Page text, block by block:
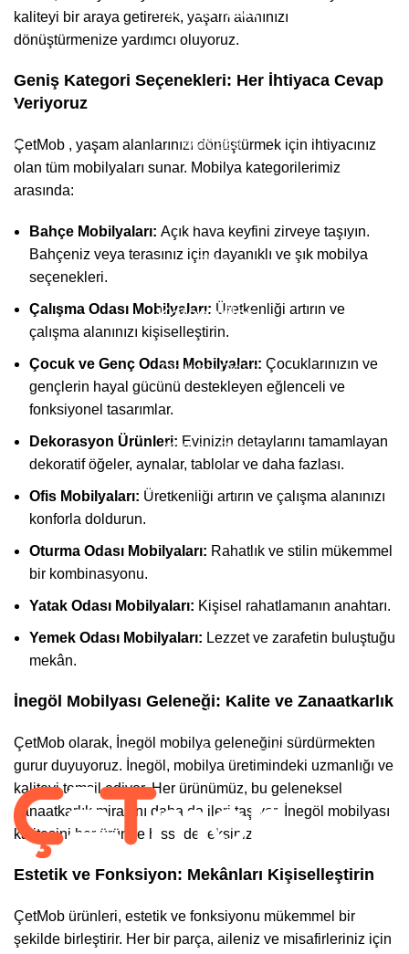
kaliteyi bir araya getirerek, yaşam alanınızı
dönüştürmenize yardımcı oluyoruz.
Geniş Kategori Seçenekleri: Her İhtiyaca Cevap
Veriyoruz
ÇetMob , yaşam alanlarınızı dönüştürmek için ihtiyacınız
olan tüm mobilyaları sunar. Mobilya kategorilerimiz
arasında:
Bahçe Mobilyaları: Açık hava keyfini zirveye taşıyın.
Bahçeniz veya terasınız için dayanıklı ve şık mobilya
seçenekleri.
Çalışma Odası Mobilyaları: Üretkenliği artırın ve
çalışma alanınızı kişiselleştirin.
Çocuk ve Genç Odası Mobilyaları: Çocuklarınızın ve
gençlerin hayal gücünü destekleyen eğlenceli ve
fonksiyonel tasarımlar.
Dekorasyon Ürünleri: Evinizin detaylarını tamamlayan
dekoratif öğeler, aynalar, tablolar ve daha fazlası.
Ofis Mobilyaları: Üretkenliği artırın ve çalışma alanınızı
konforla doldurun.
Oturma Odası Mobilyaları: Rahatlık ve stilin mükemmel
bir kombinasyonu.
Yatak Odası Mobilyaları: Kişisel rahatlamanın anahtarı.
Yemek Odası Mobilyaları: Lezzet ve zarafetin buluştuğu
mekân.
İnegöl Mobilyası Geleneği: Kalite ve Zanaatkarlık
ÇetMob olarak, İnegöl mobilya geleneğini sürdürmekten
gurur duyuyoruz. İnegöl, mobilya üretimindeki uzmanlığı ve
kaliteyi temsil ediyor. Her ürünümüz, bu geleneksel
zanaatkarlık mirasını daha da ileri taşıyor. İnegöl mobilyası
kalitesini her üründe hissedeceksiniz.
Estetik ve Fonksiyon: Mekânları Kişiselleştirin
ÇetMob ürünleri, estetik ve fonksiyonu mükemmel bir
şekilde birleştirir. Her bir parça, aileniz ve misafirleriniz için
Hakkımızda
Mağaza
S.S.S
Blog
Kategoriler
Oturma Odası
Yatak Odası
Yemek Odası
Çocuk & Genç Odası
Kurumsal
Gizlilik Politikası
Garanti ve İade Koşulları
2022-2025 CREATED BY | ÇetMob | İnegöl Mobilyası
| Tüm Hakları